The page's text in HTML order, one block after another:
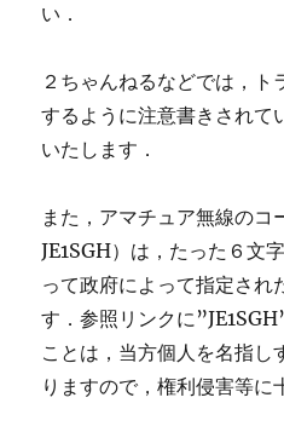
い．
２ちゃんねるなどでは，
するように注意書きされて
いたします．
また，アマチュア無線のコ
JE1SGH）は，たった６文
って政府によって指定さ
す．参照リンクに
ことは，当方個人を名指し
りますので，権利侵害等に